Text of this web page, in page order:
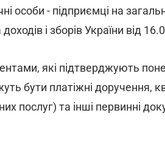
особи - підприємці на
і зборів України від
які підтверджують
бути платіжні доручення,
послуг) та інші первинні